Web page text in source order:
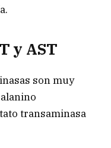
y AST
son muy
transaminasa